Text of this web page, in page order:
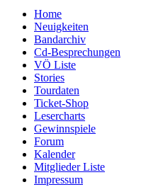
Home
Neuigkeiten
Bandarchiv
Cd-Besprechungen
VÖ Liste
Stories
Tourdaten
Ticket-Shop
Lesercharts
Gewinnspiele
Forum
Kalender
Mitglieder Liste
Impressum